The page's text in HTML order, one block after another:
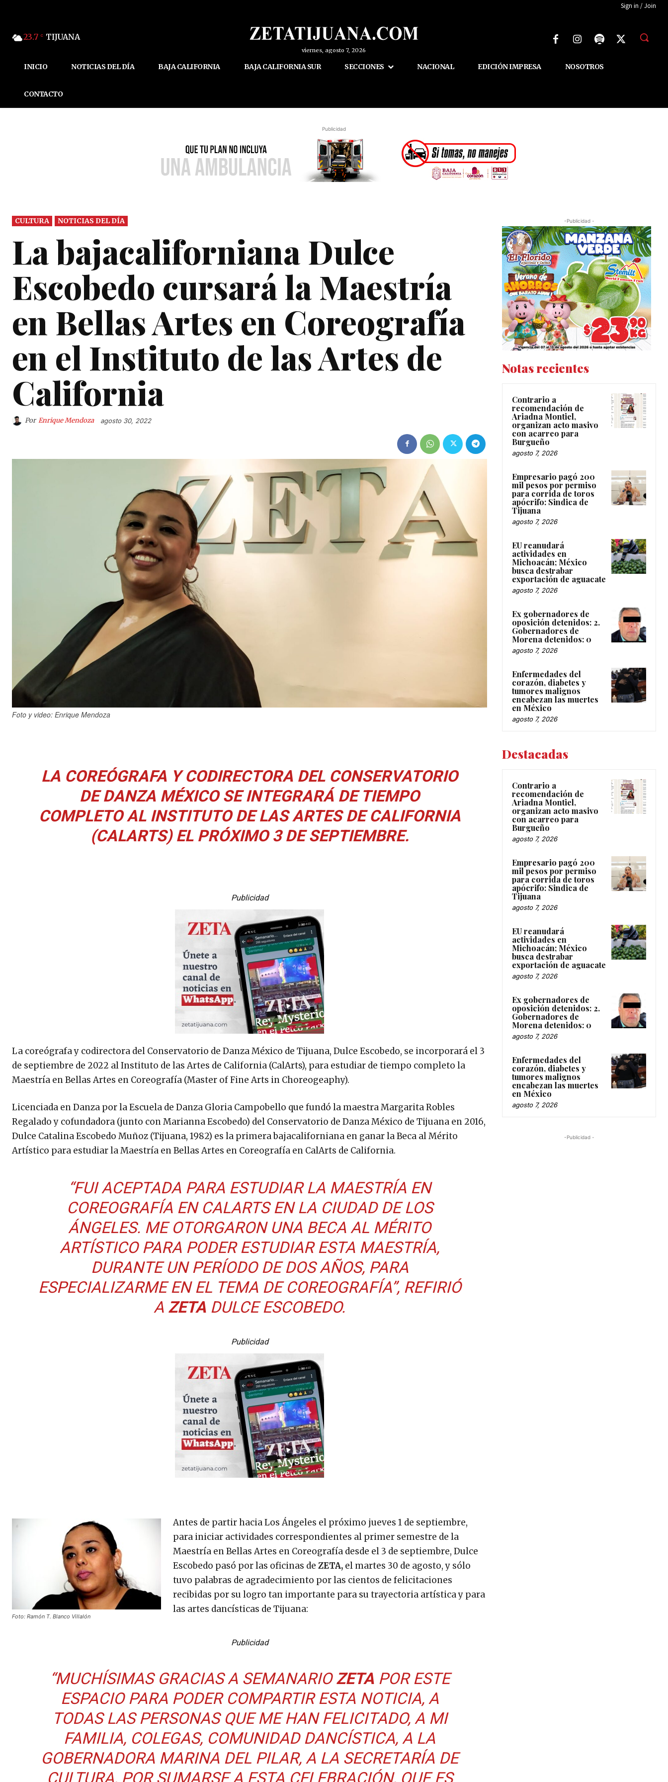
Sign in / Join
23.7 C TIJUANA
viernes, agosto 7, 2026
INICIO NOTICIAS DEL DÍA BAJA CALIFORNIA BAJA CALIFORNIA SUR SECCIONES NACIONAL EDICIÓN IMPRESA NOSOTROS
CONTACTO
Publicidad
CULTURA NOTICIAS DEL DÍA
La bajacaliforniana Dulce
Escobedo cursará la Maestría
en Bellas Artes en Coreografía
en el Instituto de las Artes de
California
Por Enrique Mendoza agosto 30, 2022
Foto y video: Enrique Mendoza
LA COREÓGRAFA Y CODIRECTORA DEL CONSERVATORIO
DE DANZA MÉXICO SE INTEGRARÁ DE TIEMPO
COMPLETO AL INSTITUTO DE LAS ARTES DE CALIFORNIA
(CALARTS) EL PRÓXIMO 3 DE SEPTIEMBRE.
Publicidad
La coreógrafa y codirectora del Conservatorio de Danza México de Tijuana, Dulce Escobedo, se incorporará el 3
de septiembre de 2022 al Instituto de las Artes de California (CalArts), para estudiar de tiempo completo la
Maestría en Bellas Artes en Coreografía (Master of Fine Arts in Choreogeaphy).
Licenciada en Danza por la Escuela de Danza Gloria Campobello que fundó la maestra Margarita Robles
Regalado y cofundadora (junto con Marianna Escobedo) del Conservatorio de Danza México de Tijuana en 2016,
Dulce Catalina Escobedo Muñoz (Tijuana, 1982) es la primera bajacaliforniana en ganar la Beca al Mérito
Artístico para estudiar la Maestría en Bellas Artes en Coreografía en CalArts de California.
“FUI ACEPTADA PARA ESTUDIAR LA MAESTRÍA EN
COREOGRAFÍA EN CALARTS EN LA CIUDAD DE LOS
ÁNGELES. ME OTORGARON UNA BECA AL MÉRITO
ARTÍSTICO PARA PODER ESTUDIAR ESTA MAESTRÍA,
DURANTE UN PERÍODO DE DOS AÑOS, PARA
ESPECIALIZARME EN EL TEMA DE COREOGRAFÍA”, REFIRIÓ
A ZETA DULCE ESCOBEDO.
Publicidad
Foto: Ramón T. Blanco Villalón
Antes de partir hacia Los Ángeles el próximo jueves 1 de septiembre,
para iniciar actividades correspondientes al primer semestre de la
Maestría en Bellas Artes en Coreografía desde el 3 de septiembre, Dulce
Escobedo pasó por las oficinas de ZETA, el martes 30 de agosto, y sólo
tuvo palabras de agradecimiento por las cientos de felicitaciones
recibidas por su logro tan importante para su trayectoria artística y para
las artes dancísticas de Tijuana:
Publicidad
“MUCHÍSIMAS GRACIAS A SEMANARIOZETAPOR ESTE
ESPACIO PARA PODER COMPARTIR ESTA NOTICIA, A
TODAS LAS PERSONAS QUE ME HAN FELICITADO, A MI
FAMILIA, COLEGAS, COMUNIDAD DANCÍSTICA, A LA
GOBERNADORA MARINA DEL PILAR, A LA SECRETARÍA DE
CULTURA, POR SUMARSE A ESTA CELEBRACIÓN, QUE ES
-Publicidad -
Notas recientes
Contrario a
recomendación de
Ariadna Montiel,
organizan acto masivo
con acarreo para
Burgueño
agosto 7, 2026
Empresario pagó 200
mil pesos por permiso
para corrida de toros
apócrifo: Sindica de
Tijuana
agosto 7, 2026
EU reanudará
actividades en
Michoacán; México
busca destrabar
exportación de aguacate
agosto 7, 2026
Ex gobernadores de
oposición detenidos: 2.
Gobernadores de
Morena detenidos: 0
agosto 7, 2026
Enfermedades del
corazón, diabetes y
tumores malignos
encabezan las muertes
en México
agosto 7, 2026
Destacadas
Contrario a
recomendación de
Ariadna Montiel,
organizan acto masivo
con acarreo para
Burgueño
agosto 7, 2026
Empresario pagó 200
mil pesos por permiso
para corrida de toros
apócrifo: Sindica de
Tijuana
agosto 7, 2026
EU reanudará
actividades en
Michoacán; México
busca destrabar
exportación de aguacate
agosto 7, 2026
Ex gobernadores de
oposición detenidos: 2.
Gobernadores de
Morena detenidos: 0
agosto 7, 2026
Enfermedades del
corazón, diabetes y
tumores malignos
encabezan las muertes
en México
agosto 7, 2026
-Publicidad -